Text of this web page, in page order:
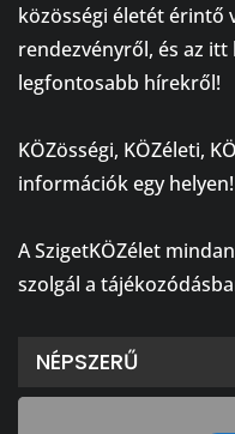
közösségi életét érintő
rendezvényről, és az itt
legfontosabb hírekről!
KÖZösségi, KÖZéleti,
információk egy helyen!
A SzigetKÖZélet
szolgál a
NÉPSZERŰ